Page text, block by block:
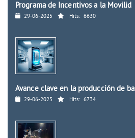
Programa de Incentivos a la Movilid
29-06-2025 Hits: 6630
Avance clave en la producción de ba
29-06-2025 Hits: 6734